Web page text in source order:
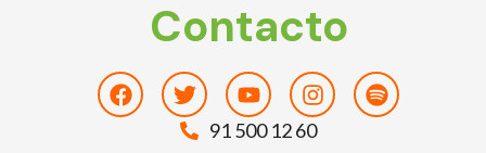
Contacto
FacebookTwitterYoutubeInstagramSpotify
91 500 12 60